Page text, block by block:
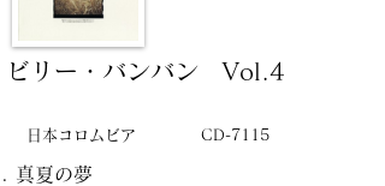
ビリー・バンバン Vol.4
日本コロムビア CD-7115
真夏の夢